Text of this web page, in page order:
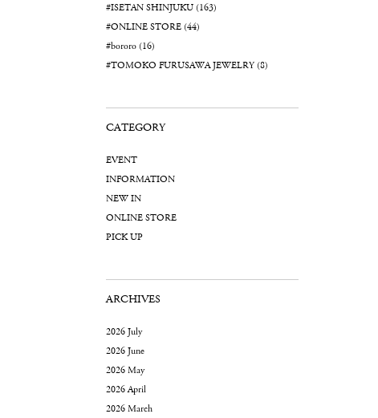
#ISETAN SHINJUKU (163)
#ONLINE STORE (44)
#bororo (16)
#TOMOKO FURUSAWA JEWELRY (8)
CATEGORY
EVENT
INFORMATION
NEW IN
ONLINE STORE
PICK UP
ARCHIVES
2026 July
2026 June
2026 May
2026 April
2026 March